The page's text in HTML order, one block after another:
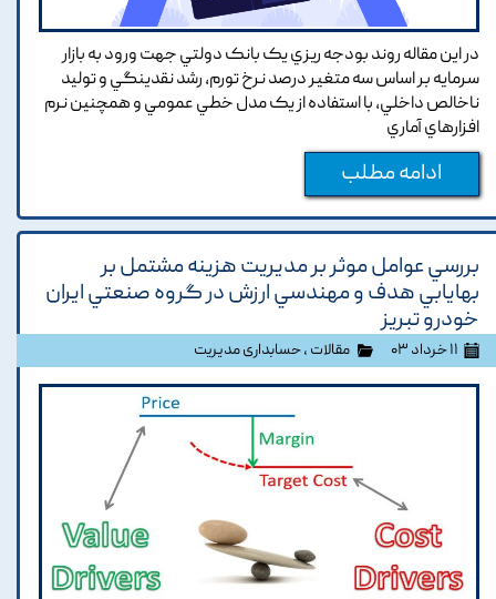
در اين مقاله روند بودجه ريزي يک بانک دولتي جهت ورود به بازار
سرمايه بر اساس سه متغير درصد نرخ تورم, رشد نقدينگي و توليد
ناخالص داخلي, با استفاده از يک مدل خطي عمومي و همچنين نرم
افزارهاي آماري
ادامه مطلب
بررسي عوامل موثر بر مديريت هزينه مشتمل بر
بهايابي هدف و مهندسي ارزش در گروه صنعتي ايران
خودرو تبريز
۱۱ خرداد ۰۳ مقالات ،حسابداری مدیریت